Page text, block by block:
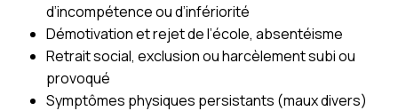
d’incompétence ou d’infériorité
Démotivation et rejet de l’école, absentéisme
Retrait social, exclusion ou harcèlement subi ou
provoqué
Symptômes physiques persistants (maux divers)